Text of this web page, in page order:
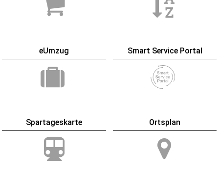
eUmzug Smart Service Portal
Spartageskarte Ortsplan